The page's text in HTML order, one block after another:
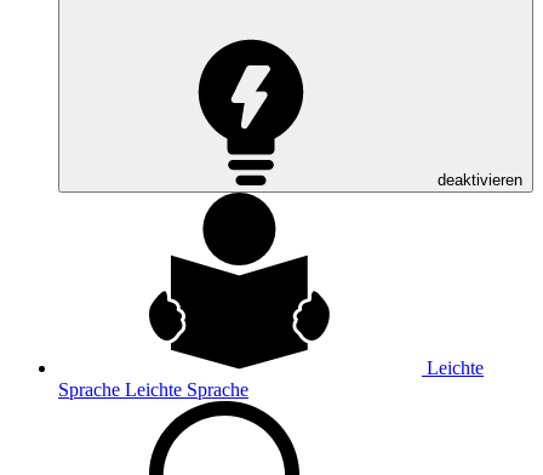
deaktivieren
Leichte
Sprache Leichte Sprache